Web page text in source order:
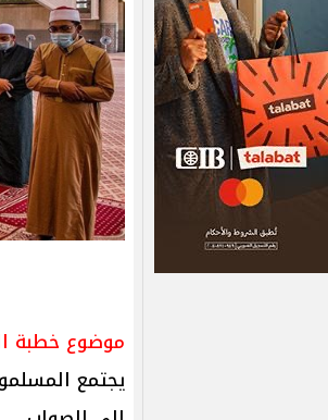
موضوع خطبة
يجتمع